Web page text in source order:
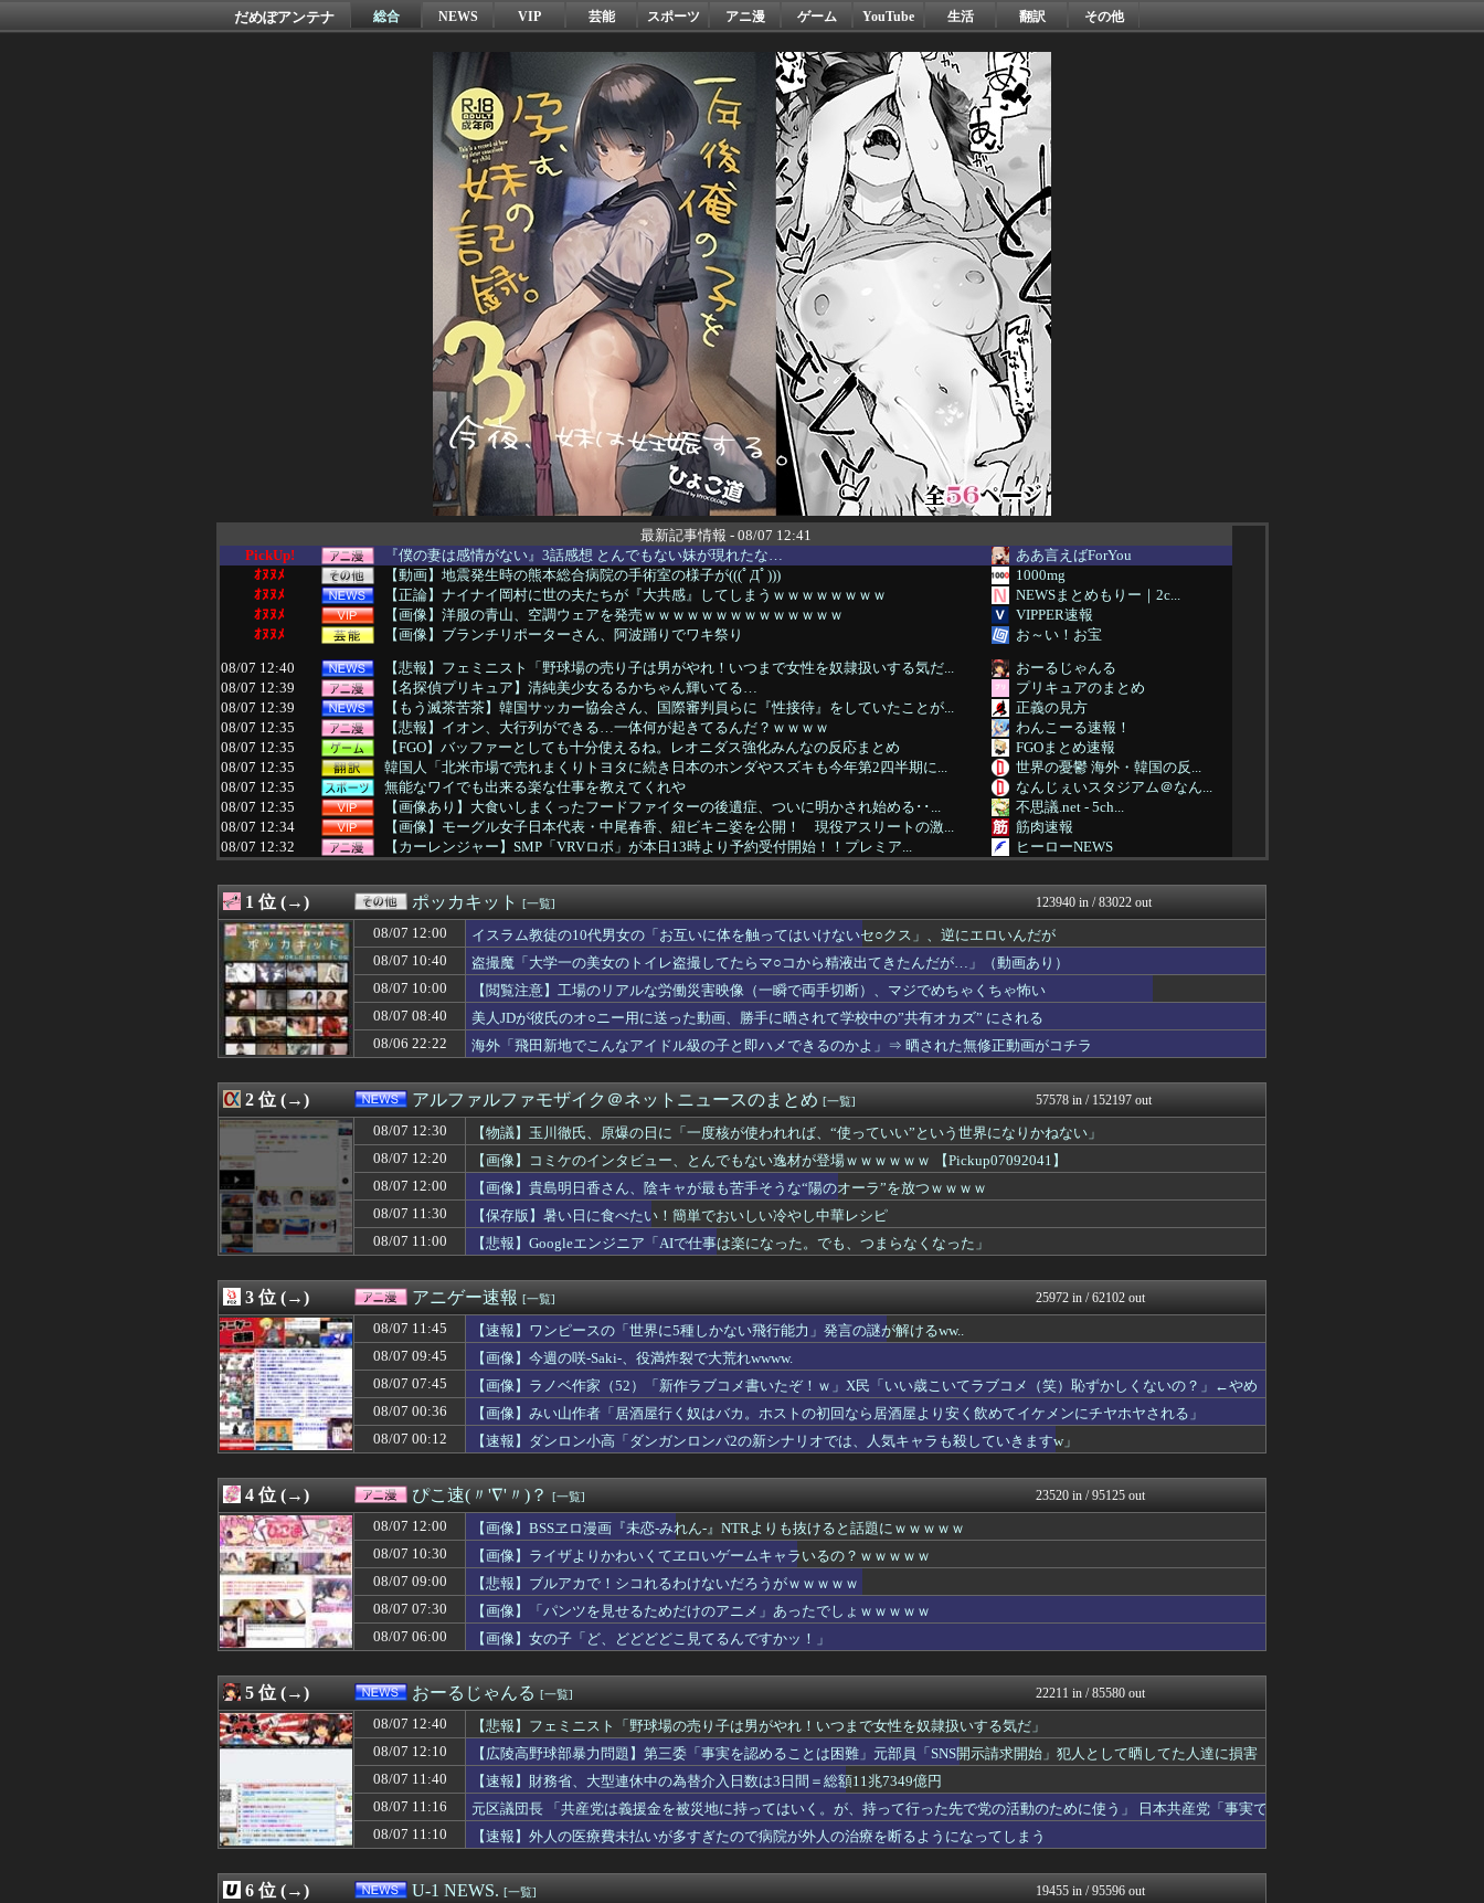
だめぽアンテナ 総合 NEWS VIP 芸能 スポーツ アニ漫 ゲーム YouTube 生活 翻訳 その他
最新記事情報 - 08/07 12:41
PickUp!
『僕の妻は感情がない』3話感想 とんでもない妹が現れたな…
ああ言えばForYou
ｵﾇﾇﾒ
【動画】地震発生時の熊本総合病院の手術室の様子が(((ﾟДﾟ)))
1000mg
ｵﾇﾇﾒ
【正論】ナイナイ岡村に世の夫たちが『大共感』してしまうｗｗｗｗｗｗｗｗ
NEWSまとめもりー｜2c...
ｵﾇﾇﾒ
【画像】洋服の青山、空調ウェアを発売ｗｗｗｗｗｗｗｗｗｗｗｗｗｗ
VIPPER速報
ｵﾇﾇﾒ
【画像】ブランチリポーターさん、阿波踊りでワキ祭り
お～い！お宝
08/07 12:40
【悲報】フェミニスト「野球場の売り子は男がやれ！いつまで女性を奴隷扱いする気だ...
おーるじゃんる
08/07 12:39
【名探偵プリキュア】清純美少女るるかちゃん輝いてる…
プリキュアのまとめ
08/07 12:39
【もう滅茶苦茶】韓国サッカー協会さん、国際審判員らに『性接待』をしていたことが...
正義の見方
08/07 12:35
【悲報】イオン、大行列ができる…一体何が起きてるんだ？ｗｗｗｗ
わんこーる速報！
08/07 12:35
【FGO】バッファーとしても十分使えるね。レオニダス強化みんなの反応まとめ
FGOまとめ速報
08/07 12:35
韓国人「北米市場で売れまくりトヨタに続き日本のホンダやスズキも今年第2四半期に...
世界の憂鬱 海外・韓国の反...
08/07 12:35
無能なワイでも出来る楽な仕事を教えてくれや
なんじぇいスタジアム＠なん...
08/07 12:35
【画像あり】大食いしまくったフードファイターの後遺症、ついに明かされ始める･･...
不思議.net - 5ch...
08/07 12:34
【画像】モーグル女子日本代表・中尾春香、紐ビキニ姿を公開！ 現役アスリートの激...
筋肉速報
08/07 12:32
【カーレンジャー】SMP「VRVロボ」が本日13時より予約受付開始！！プレミア...
ヒーローNEWS
08/07 12:30
【競馬】ルメール騎手が『自身のキャリアで騎乗した名馬5頭』を語る
ウマ娘うまぴょい速報
08/07 12:30
【遊戯王情報】「Yu-Gi-Oh! CHAMPIONSHIP SERIES J...
スターライト速報 -遊戯王...
08/07 12:30
【動画】大阪府警のおっさん射殺映像が公開される。当然のように無抵抗だったことが...
痛いニュース(ﾉ∀`)
08/07 12:30
【物議】玉川徹氏、原爆の日に「一度核が使われれば、“使っていい”という世界にな...
アルファルファモザイク＠ネ...
08/07 12:30
【崩壊スターレイル】この売り上げ前年比「3割減」は何が原因なの？なにかしたかい...
原神速報 | GENSHI...
08/07 12:30
「カバの肉を“湖のベーコン”と呼んで後押しした」1910年のアメリカ議会に本当...
みんな知ってた？【海外の反...
08/07 12:30
渡辺明九段、王座戦挑決19手詰に「難易度が最上級」
2ch名人
08/07 12:29
上國料萌衣ちゃん、留学中にマックのバイトに応募するも書類選考で落とされてしまう
℃-ute派なんday
08/07 12:29
「あのヤフコメ民すらドン引きしてて草」と某事件の衝撃的な公判が話題に、なんか変...
U-1 NEWS.
08/07 12:29
【消費減税】日本の社会保障、岐路に 財源5兆円見通し立たず
日本第一！ニュース録
08/07 12:28
共産党信者「募金で共産党を叩くのは、頑張る人を邪魔したいという日本人らしい薄暗...
まとめたニュース
08/07 12:27
【モンハンワイルズ】モンハンをやらない夏なんて何年ぶりだろうか👀
モンハンまとめ速報【モンハ...
08/07 12:26
職場の人妻と不倫をして、ついに、、、
easterEgg
08/07 12:26
高野連「暑熱対策で第2試合は13:30プレイボールや！」
まとめロッテ！
08/07 12:25
海外「日本のアニメの中でも、過小評価されている隠れた名作といえばこの作品なんだ...
08/07 12:25
【悲報】オキニの嬢に70回以上通ったらｗｗｗｗｗｗｗｗｗwwww
バズッター速報
08/07 12:25
ＳＢ山川穂高（4年18億円）、そんなに酷くない
なんじぇいスタジアム＠なん...
08/07 12:22
ラブコメ漫画で応援してたヒロインが負けた時の悲しさは異常
08/07 12:20
【画像】コミケのインタビュー、とんでもない逸材が登場ｗｗｗｗｗｗ 【Picku...
アルファルファモザイク＠ネ...
08/07 12:19
囁きボイスでaikoを歌う遠藤さくらちゃんが可愛すぎる！！！【乃木坂46】
坂道情報通～乃木坂46まと...
08/07 12:19
【画像】こういうお○ぱいが至高だよなｗｗｗ
08/07 12:19
今週末、日本一過酷な山岳レース「TJAR」が開催される
かせまと！
08/07 12:18
【悲報】日産e-power、無給油で1980km走行しギネス記録を達成！！→ス...
08/07 12:17
日経平均2013「1万円です」日経平均2026「6万円です」←これは年収爆上が...
なんJ PUSH!!
08/07 12:16
【悲報】サイバーエージェント、明らかな顔採用で炎上
なんJ PRIDE
08/07 12:15
横浜DeNAベイスターズの戦力、ガチのマジで「整う」
なんじぇいスタジアム＠なん...
08/07 12:15
園の運動会で「みれいあ」ちゃんという名前の子がいた。漢字を教えてもらった瞬間、...
鬼女の宅配便 - 修羅場・...
08/07 12:14
【画像】斉藤が、フ〇ラされてる時の顔www
まとめCUP
08/07 12:13
カープ秋山翔吾プロ初4番抜擢！2塁打＆マルチで躍動！ベテランに希望の光
広島東洋カープまとめブログ...
08/07 12:13
「Sゴーゴージャグラー4KT（北電子）」「LライザのアトリエKD（北電子）」が...
08/07 12:12
エンジニアと絵師界隈のAIへの価値観の違いはなぜ生まれるのか
ゴールデンタイムズ
08/07 12:12
【捏造】ナフサ境野春彦、AI捏造画像を使った高市首相批判記事を公開→大炎上して...
08/07 12:12
【速報】日本、ウルグアイに続き新たな南米強豪との対戦キターｗｗｗｗｗｗｗｗ
08/07 12:12
【画像】元TOKIO山口達也さん、家賃3万4000円の湘南の家からYouTub...
08/07 12:12
「MCUの過去作を予習しなくても大丈夫」←これ
ヒーローNEWS
08/07 12:12
俺(52)、女(28)との不倫が嫁に発覚。離婚に応じたはずの嫁からエグすぎる攻...
08/07 12:11
【画像】このスケベフィギュア玄関に飾ろうと思うんやが…
異世界転生まとめ速報
08/07 12:10
【画像】二階堂ふみ、映画の濡れ場で乳首丸出し
まとめ芸能＠美女画像まとめ...
08/07 12:10
百合子「隣に座る貴女」【ミリマス】
SS 森きのこ！
08/07 12:10
母「旅に出なさい」 ニート俺「え？」
えすえすログ
【衝撃動画】令和のJS、レベチｗｗｗｗｗｗｗｗｗｗｗｗｗｗｗｗｗｗｗｗｗｗｗｗ...
VIPPER速報
08/07 12:10
「圧倒的な美貌よ」アーセナル移籍が秒読み…ブラジル代表28歳の“美しすぎる妻”...
08/07 12:10
【広陵高野球部暴力問題】第三委「事実を認めることは困難」元部員「SNS開示請求...
おーるじゃんる
08/07 12:09
大学時代に何故か人気ある男子学生がいた。学部やサークルの垣根を問わずにあらゆる...
おうち速報
08/07 12:09
クレーンゲームの景品で乳酸菌飲料をゲット、だが飲んでみると妙に酸っぱくて体調が...
U-1 NEWS.
08/07 12:09
【画像】チー牛が好きなコンテンツ一覧wwwwwwwwwww
1 位 (→) ポッカキット [一覧] 123940 in / 83022 out
08/07 12:00
イスラム教徒の10代男女の「お互いに体を触ってはいけないセ○クス」、逆にエロいんだが
08/07 10:40
盗撮魔「大学一の美女のトイレ盗撮してたらマ○コから精液出てきたんだが…」（動画あり）
08/07 10:00
【閲覧注意】工場のリアルな労働災害映像（一瞬で両手切断）、マジでめちゃくちゃ怖い
08/07 08:40
美人JDが彼氏のオ○ニー用に送った動画、勝手に晒されて学校中の”共有オカズ” にされる
08/06 22:22
海外「飛田新地でこんなアイドル級の子と即ハメできるのかよ」⇒ 晒された無修正動画がコチラ
2 位 (→) アルファルファモザイク＠ネットニュースのまとめ [一覧] 57578 in / 152197 out
08/07 12:30
【物議】玉川徹氏、原爆の日に「一度核が使われれば、“使っていい”という世界になりかねない」
08/07 12:20
【画像】コミケのインタビュー、とんでもない逸材が登場ｗｗｗｗｗｗ 【Pickup07092041】
08/07 12:00
【画像】貴島明日香さん、陰キャが最も苦手そうな“陽のオーラ”を放つｗｗｗｗ
08/07 11:30
【保存版】暑い日に食べたい！簡単でおいしい冷やし中華レシピ
08/07 11:00
【悲報】Googleエンジニア「AIで仕事は楽になった。でも、つまらなくなった」
3 位 (→) アニゲー速報 [一覧] 25972 in / 62102 out
08/07 11:45
【速報】ワンピースの「世界に5種しかない飛行能力」発言の謎が解けるww..
08/07 09:45
【画像】今週の咲-Saki-、役満炸裂で大荒れwwww.
08/07 07:45
【画像】ラノベ作家（52）「新作ラブコメ書いたぞ！ｗ」X民「いい歳こいてラブコメ（笑）恥ずかしくないの？」←やめ
たれｗと話題に
08/07 00:36
【画像】みい山作者「居酒屋行く奴はバカ。ホストの初回なら居酒屋より安く飲めてイケメンにチヤホヤされる」
08/07 00:12
【速報】ダンロン小高「ダンガンロンパ2の新シナリオでは、人気キャラも殺していきますw」
4 位 (→) ぴこ速(〃'∇'〃)？ [一覧] 23520 in / 95125 out
08/07 12:00
【画像】BSSヱロ漫画『未恋-みれん-』NTRよりも抜けると話題にｗｗｗｗｗ
08/07 10:30
【画像】ライザよりかわいくてヱロいゲームキャラいるの？ｗｗｗｗｗ
08/07 09:00
【悲報】ブルアカで！シコれるわけないだろうがｗｗｗｗｗ
08/07 07:30
【画像】「パンツを見せるためだけのアニメ」あったでしょｗｗｗｗｗ
08/07 06:00
【画像】女の子「ど、どどどどこ見てるんですかッ！」
5 位 (→) おーるじゃんる [一覧] 22211 in / 85580 out
08/07 12:40
【悲報】フェミニスト「野球場の売り子は男がやれ！いつまで女性を奴隷扱いする気だ」
08/07 12:10
【広陵高野球部暴力問題】第三委「事実を認めることは困難」元部員「SNS開示請求開始」犯人として晒してた人達に損害
賠償請求訴訟を起こす方針
08/07 11:40
【速報】財務省、大型連休中の為替介入日数は3日間＝総額11兆7349億円
08/07 11:16
元区議団長 「共産党は義援金を被災地に持ってはいく。が、持って行った先で党の活動のために使う」 日本共産党「事実で
はありません」
08/07 11:10 【速報】外人の医療費未払いが多すぎたので病院が外人の治療を断るようになってしまう
6 位 (→) U-1 NEWS. [一覧] 19455 in / 95596 out